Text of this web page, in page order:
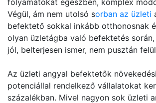
folyamatokat egészben, komplex
Végül, ám nem utolsó sorban az üzleti
befektető sokkal inkább otthonosnak
olyan üzletágba való befektetés
jól, belterjesen ismer, nem pusztán
Az üzleti angyal befektetők
potenciállal rendelkező vállalatokat
százalékban. Mivel nagyon sok üzleti